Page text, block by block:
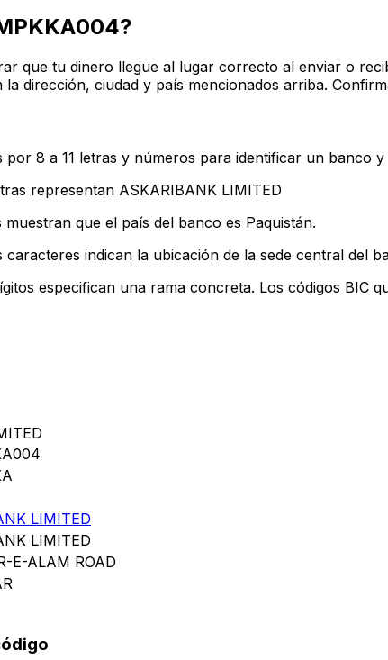
que tu dinero llegue al lugar correcto al enviar o
dirección, ciudad y país mencionados arriba.
por 8 a 11 letras y números para identificar un banco
representan ASKARIBANK LIMITED
muestran que el país del banco es Paquistán.
caracteres indican la ubicación de la sede central del
especifican una rama concreta. Los códigos BIC
LIMITED
LIMITED
E-ALAM ROAD